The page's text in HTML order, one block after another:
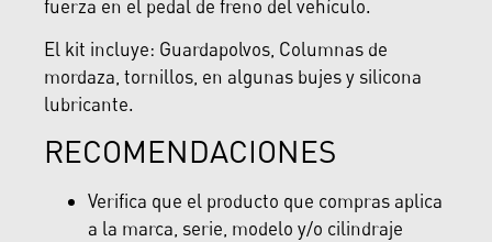
fuerza en el pedal de freno del vehículo.
El kit incluye: Guardapolvos, Columnas de
mordaza, tornillos, en algunas bujes y silicona
lubricante.
RECOMENDACIONES
Verifica que el producto que compras aplica
a la marca, serie, modelo y/o cilindraje